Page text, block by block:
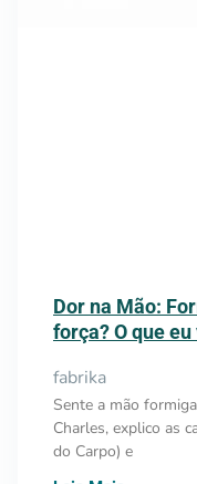
Dor na Mão:
força? O que
fabrika
Sente a mão
Charles, explico as
do Carpo) e